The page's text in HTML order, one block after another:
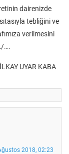
dairenizde
tebliğini ve
verilmesini
….
KABA
2018, 02:23